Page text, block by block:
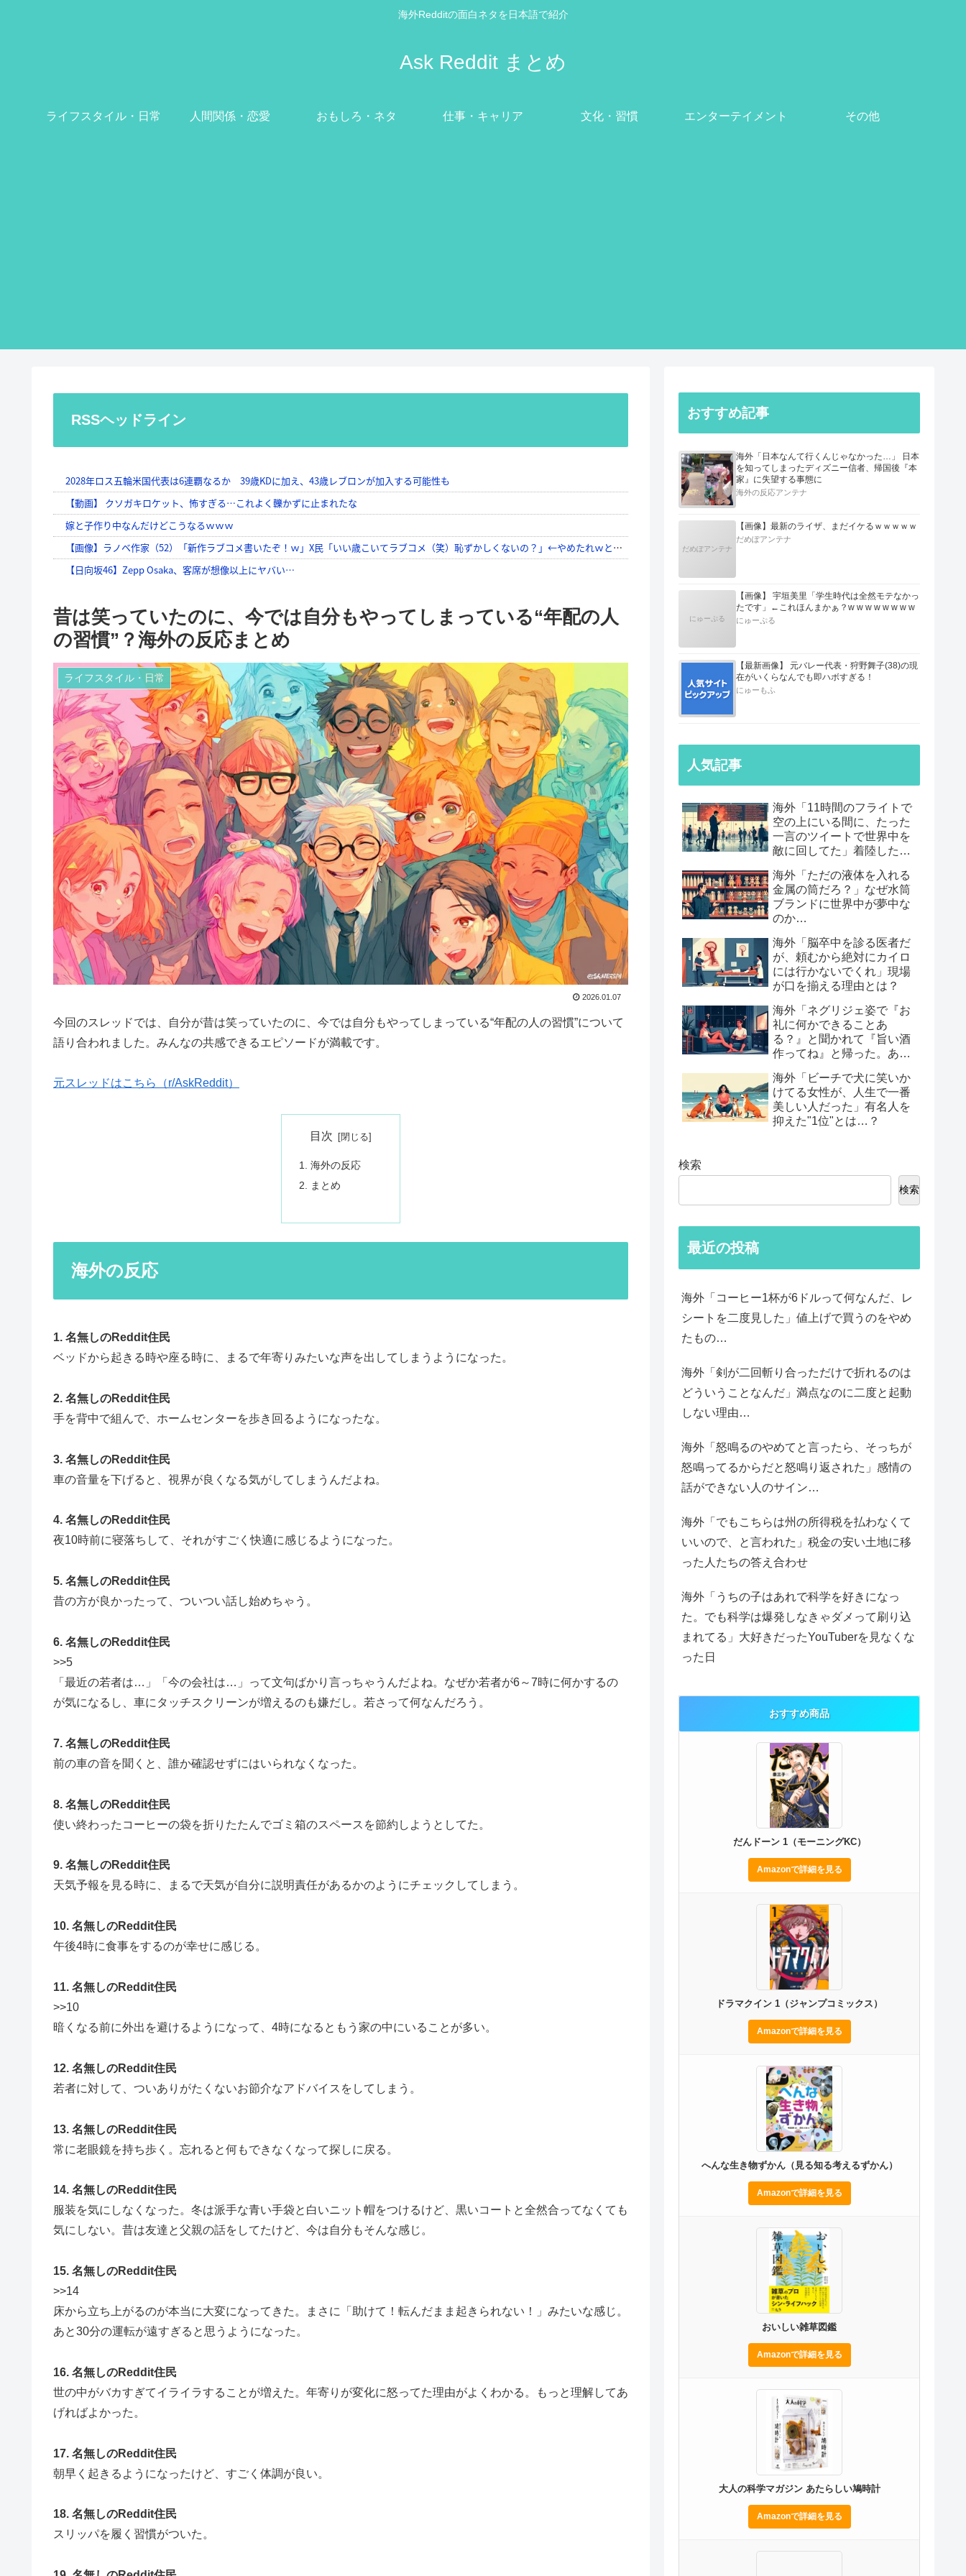
海外Redditの面白ネタを日本語で紹介
Ask Reddit まとめ
ライフスタイル・日常 人間関係・恋愛 おもしろ・ネタ 仕事・キャリア 文化・習慣 エンターテイメント その他
RSSヘッドライン
昔は笑っていたのに、今では自分もやってしまっている“年配の人
の習慣”？海外の反応まとめ
ライフスタイル・日常
2026.01.07
今回のスレッドでは、自分が昔は笑っていたのに、今では自分もやってしまっている“年配の人の習慣”について
語り合われました。みんなの共感できるエピソードが満載です。
元スレッドはこちら（r/AskReddit）
目次
海外の反応
まとめ
海外の反応
1. 名無しのReddit住民
ベッドから起きる時や座る時に、まるで年寄りみたいな声を出してしまうようになった。
2. 名無しのReddit住民
手を背中で組んで、ホームセンターを歩き回るようになったな。
3. 名無しのReddit住民
車の音量を下げると、視界が良くなる気がしてしまうんだよね。
4. 名無しのReddit住民
夜10時前に寝落ちして、それがすごく快適に感じるようになった。
5. 名無しのReddit住民
昔の方が良かったって、ついつい話し始めちゃう。
6. 名無しのReddit住民
>>5
「最近の若者は…」「今の会社は…」って文句ばかり言っちゃうんだよね。なぜか若者が6～7時に何かするの
が気になるし、車にタッチスクリーンが増えるのも嫌だし。若さって何なんだろう。
7. 名無しのReddit住民
前の車の音を聞くと、誰か確認せずにはいられなくなった。
8. 名無しのReddit住民
使い終わったコーヒーの袋を折りたたんでゴミ箱のスペースを節約しようとしてた。
9. 名無しのReddit住民
天気予報を見る時に、まるで天気が自分に説明責任があるかのようにチェックしてしまう。
10. 名無しのReddit住民
午後4時に食事をするのが幸せに感じる。
11. 名無しのReddit住民
>>10
暗くなる前に外出を避けるようになって、4時になるともう家の中にいることが多い。
12. 名無しのReddit住民
若者に対して、ついありがたくないお節介なアドバイスをしてしまう。
13. 名無しのReddit住民
常に老眼鏡を持ち歩く。忘れると何もできなくなって探しに戻る。
14. 名無しのReddit住民
服装を気にしなくなった。冬は派手な青い手袋と白いニット帽をつけるけど、黒いコートと全然合ってなくても
気にしない。昔は友達と父親の話をしてたけど、今は自分もそんな感じ。
15. 名無しのReddit住民
>>14
床から立ち上がるのが本当に大変になってきた。まさに「助けて！転んだまま起きられない！」みたいな感じ。
あと30分の運転が遠すぎると思うようになった。
16. 名無しのReddit住民
世の中がバカすぎてイライラすることが増えた。年寄りが変化に怒ってた理由がよくわかる。もっと理解してあ
げればよかった。
17. 名無しのReddit住民
朝早く起きるようになったけど、すごく体調が良い。
18. 名無しのReddit住民
スリッパを履く習慣がついた。
おすすめ記事
海外「日本なんて行くんじゃなかった…」 日本
を知ってしまったディズニー信者、帰国後『本
家』に失望する事態に
海外の反応アンテナ
だめぽアンテナ
【画像】最新のライザ、まだイケるｗｗｗｗｗ
だめぽアンテナ
にゅーぷる
【画像】 宇垣美里「学生時代は全然モテなかっ
たです」←これほんまかぁ？w w w w w w w w
にゅーぷる
【最新画像】 元バレー代表・狩野舞子(38)の現
在がいくらなんでも即ハボすぎる！
にゅーもふ
人気記事
海外「11時間のフライトで
空の上にいる間に、たった
一言のツイートで世界中を
敵に回してた」着陸したら
海外「ただの液体を入れる
金属の筒だろ？」なぜ水筒
ブランドに世界中が夢中な
のか…
海外「脳卒中を診る医者だ
が、頼むから絶対にカイロ
には行かないでくれ」現場
が口を揃える理由とは？
海外「ネグリジェ姿で『お
礼に何かできることあ
る？』と聞かれて『旨い酒
作ってね』と帰った。あれ
る男たちの後悔談…
海外「ビーチで犬に笑いか
けてる女性が、人生で一番
美しい人だった」有名人を
抑えた"1位"とは…？
検索
検索
最近の投稿
海外「コーヒー1杯が6ドルって何なんだ、レ
シートを二度見した」値上げで買うのをやめ
たもの…
海外「剣が二回斬り合っただけで折れるのは
どういうことなんだ」満点なのに二度と起動
しない理由…
海外「怒鳴るのやめてと言ったら、そっちが
怒鳴ってるからだと怒鳴り返された」感情の
話ができない人のサイン…
海外「でもこちらは州の所得税を払わなくて
いいので、と言われた」税金の安い土地に移
った人たちの答え合わせ
海外「うちの子はあれで科学を好きになっ
た。でも科学は爆発しなきゃダメって刷り込
まれてる」大好きだったYouTuberを見なくな
った日
おすすめ商品
だんドーン 1（モーニングKC）
Amazonで詳細を見る
ドラマクイン 1（ジャンプコミックス）
Amazonで詳細を見る
へんな生き物ずかん（見る知る考えるずかん）
Amazonで詳細を見る
おいしい雑草図鑑
Amazonで詳細を見る
大人の科学マガジン あたらしい鳩時計
Amazonで詳細を見る